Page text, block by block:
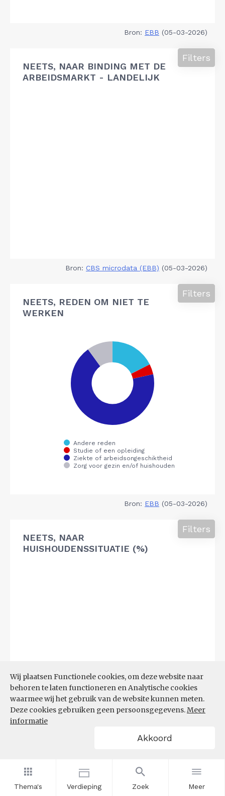
Thema's Verdieping Zoek Meer
Wij plaatsen Functionele cookies, om deze website naar
behoren te laten functioneren en Analytische cookies
waarmee wij het gebruik van de website kunnen meten.
Deze cookies gebruiken geen persoonsgegevens.Meer
informatie
Akkoord
Bron: EBB (05-03-2026)
NEETS, NAAR BINDING MET DE
ARBEIDSMARKT - LANDELIJK
Filters
Bron: CBS microdata (EBB) (05-03-2026)
NEETS, REDEN OM NIET TE
WERKEN
Filters
Bron: EBB (05-03-2026)
NEETS, NAAR
HUISHOUDENSSITUATIE (%)
Filters
CBS microdata (EBB)(09-03-2026)
AANDEEL NEETS NAAR REGIO
(%)